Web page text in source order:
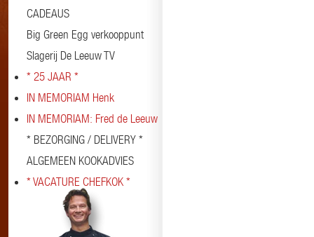
CADEAUS
Big Green Egg verkooppunt
Slagerij De Leeuw TV
* 25 JAAR *
IN MEMORIAM Henk
IN MEMORIAM: Fred de Leeuw
* BEZORGING / DELIVERY *
ALGEMEEN KOOKADVIES
* VACATURE CHEFKOK *